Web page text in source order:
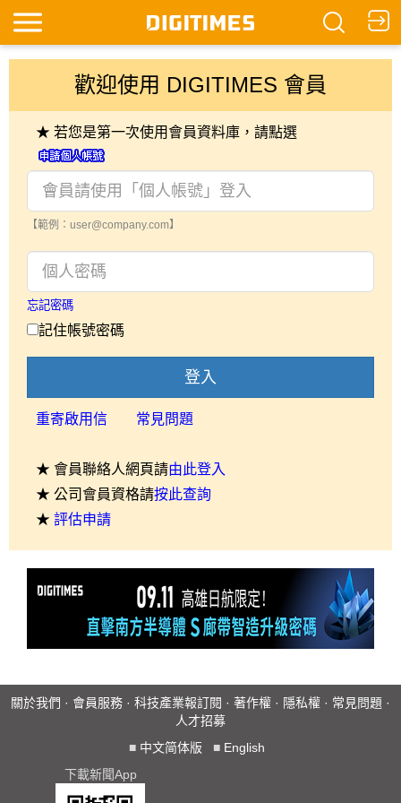
歡迎使用 DIGITIMES 會員
★ 若您是第一次使用會員資料庫，請點選
【範例：user@company.com】
忘記密碼
記住帳號密碼
登入
重寄啟用信 常見問題
★ 會員聯絡人網頁請由此登入
★ 公司會員資格請按此查詢
★ 評估申請
關於我們 · 會員服務 · 科技產業報訂閱 · 著作權 · 隱私權 · 常見問題 ·
人才招募
■ 中文简体版 ■ English
下載新聞App